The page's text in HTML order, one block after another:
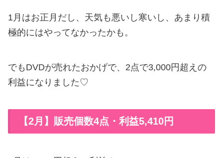
1月はお正月だし、天気も悪いし寒いし、あまり積
極的にはやってなかったかも。
でもDVDが売れたおかげで、2点で3,000円超えの
利益になりました♡
【2月】販売個数4点・利益5,410円